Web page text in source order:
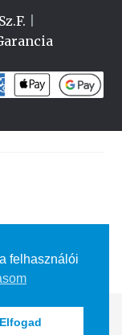
felhasználói
Elfogad